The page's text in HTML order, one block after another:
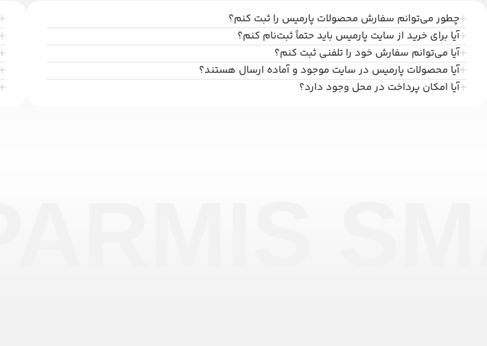
چطور می‌توانم سفارش محصولات پارمیس را ثبت کنم؟
آیا برای خرید از سایت پارمیس باید حتماً ثبت‌نام کنم؟
آیا می‌توانم سفارش خود را تلفنی ثبت کنم؟
آیا محصولات پارمیس در سایت موجود و آماده ارسال هستند؟
آیا امکان پرداخت در محل وجود دارد؟